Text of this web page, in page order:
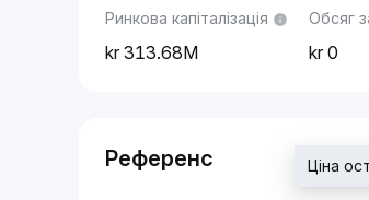
Ринкова капіталізація
313.68M
Обсяг
0
Референс Ціна